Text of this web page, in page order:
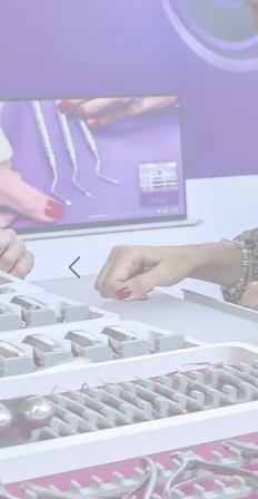
Précédent